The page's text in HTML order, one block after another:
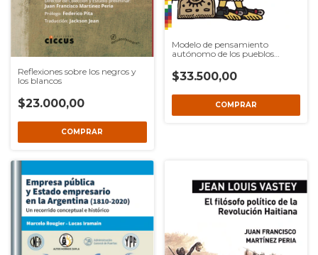
Reflexiones sobre los negros y
los blancos
$23.000,00
Modelo de pensamiento
autónomo de los pueblos
$33.500,00